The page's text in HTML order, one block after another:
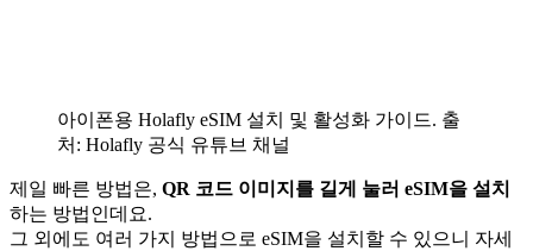
아이폰용 Holafly eSIM 설치 및 활성화 가이드. 출
처: Holafly 공식 유튜브 채널
제일 빠른 방법은, QR 코드 이미지를 길게 눌러 eSIM을 설치
하는 방법인데요.
그 외에도 여러 가지 방법으로 eSIM을 설치할 수 있으니 자세